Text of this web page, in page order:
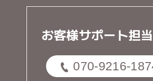
お客様サポート担
070-9216-